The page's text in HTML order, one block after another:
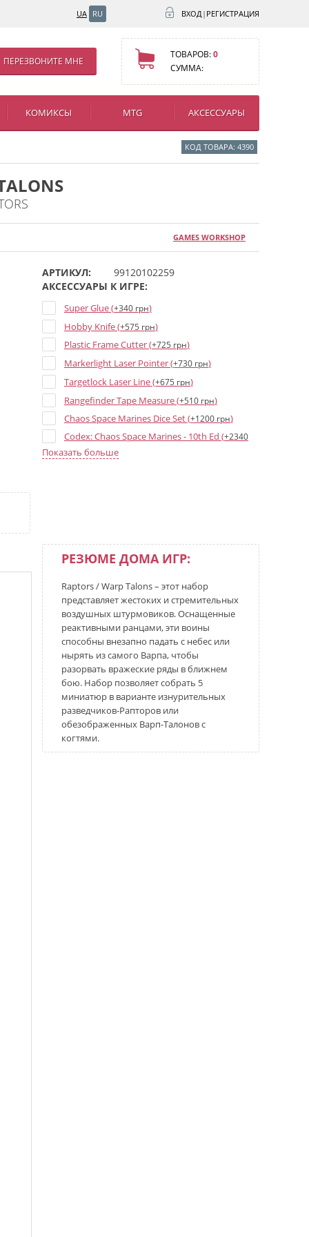
UA RU ВХОД| РЕГИСТРАЦИЯ
ПЕРЕЗВОНИТЕ МНЕ
ТОВАРОВ:0
СУММА:
КОМИКСЫ MTG АКСЕССУАРЫ
КОД ТОВАРА: 4390
GAMES WORKSHOP
АРТИКУЛ:
99120102259
АКСЕССУАРЫ К ИГРЕ:
Super Glue (+340 грн)
Hobby Knife (+575 грн)
Plastic Frame Cutter (+725 грн)
Markerlight Laser Pointer (+730 грн)
Targetlock Laser Line (+675 грн)
Rangefinder Tape Measure (+510 грн)
Chaos Space Marines Dice Set (+1200 грн)
Codex: Chaos Space Marines - 10th Ed (+2340
грн)
Chaos Star Blue Dice - 16 mm (
Chaos Snake Dice - 16 mm (+35 грн)
Alpha Legion Dice - 16 mm (
+35 грн
Night Lords Dice - 16 mm (+35 грн)
Chaos Knights - Datacards 10th ed (+920 грн
World Eaters White Dice - 15 mm (
World Eaters Red Dice - 15 mm (+35 грн
Khorne Opaque Dice - 16 mm (+35 грн)
Показать больше
РЕЗЮМЕ ДОМА ИГР:
Raptors / Warp Talons – этот набор
представляет жестоких и стремительных
воздушных штурмовиков. Оснащенные
реактивными ранцами, эти воины
способны внезапно падать с небес или
нырять из самого Варпа, чтобы
разорвать вражеские ряды в ближнем
бою. Набор позволяет собрать 5
миниатюр в варианте изнурительных
разведчиков-Рапторов или
обезображенных Варп-Талонов с
когтями.